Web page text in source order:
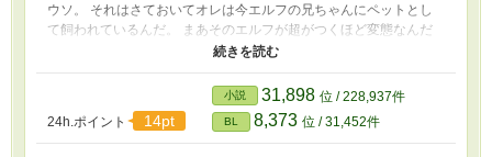
ウソ。 それはさておいてオレは今エルフの兄ちゃんにペットとし
て飼われているんだ。 まあそのエルフが超がつくほど変態なんだ
わ。 エルフって高潔なイメージだったんだけどなー。多分コイツ
活見てみる？ これはコツメカワウソのオレが見たエルフの変態行
動の話である。 ※変態(エルフ)は類を呼ぶので正常な人は出て来な
いよ！ 主人公はウォッチャー。BLなことをしているのはウォッチ
されているエルフだよ。 エルフに対するイメージがクラッシュす
24h.ポイント 14pt
小説 31,898 位 / 228,937件
BL 8,373 位 / 31,452件